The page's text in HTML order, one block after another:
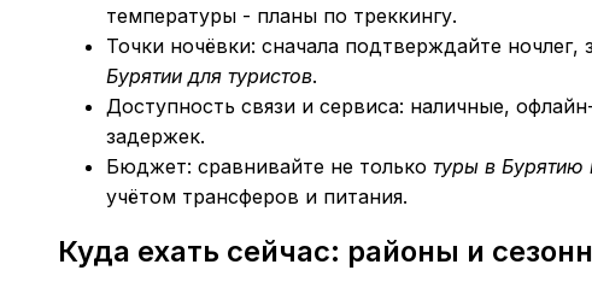
температуры - планы по треккингу.
Точки ночёвки: сначала подтверждайте ночлег,
Бурятии для туристов.
Доступность связи и сервиса: наличные,
задержек.
Бюджет: сравнивайте не только туры в Бурятию
учётом трансферов и питания.
Куда ехать сейчас: районы и